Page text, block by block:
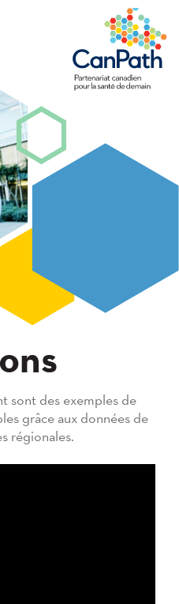
sont des exemples de
grâce aux données de
régionales.